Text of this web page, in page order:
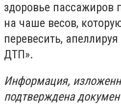
здоровье пассажиров
на чаше весов,
перевесить,
ДТП».
Информация,
подтверждена